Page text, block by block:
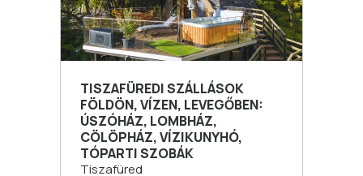
TISZAFÜREDI SZÁLLÁSOK
FÖLDÖN, VÍZEN, LEVEGŐBEN:
ÚSZÓHÁZ, LOMBHÁZ,
CÖLÖPHÁZ, VÍZIKUNYHÓ,
TÓPARTI SZOBÁK
Tiszafüred